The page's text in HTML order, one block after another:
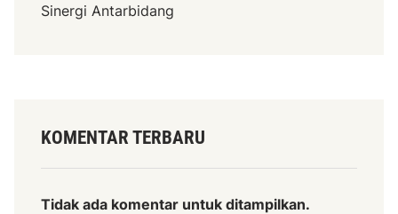
Sinergi Antarbidang
KOMENTAR TERBARU
Tidak ada komentar untuk ditampilkan.